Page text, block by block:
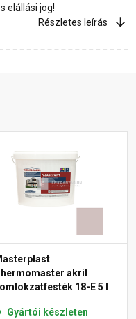
elállási jog!
Részletes leírás
akril
18-E 5 l
Gyártói készleten